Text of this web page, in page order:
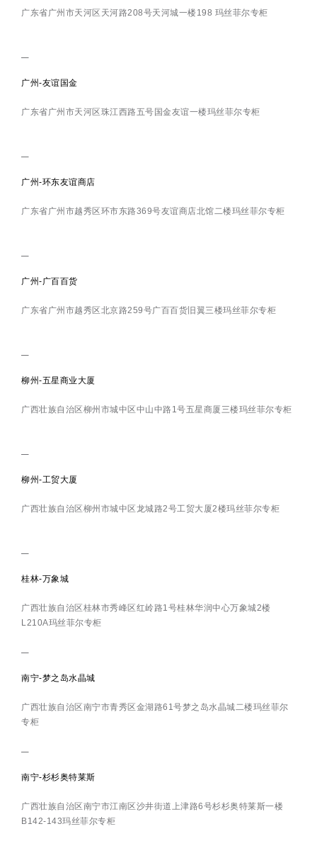
广东省广州市天河区天河路208号天河城一楼198 玛丝菲尔专柜
广州-友谊国金
广东省广州市天河区珠江西路五号国金友谊一楼玛丝菲尔专柜
广州-环东友谊商店
广东省广州市越秀区环市东路369号友谊商店北馆二楼玛丝菲尔专柜
广州-广百百货
广东省广州市越秀区北京路259号广百百货旧翼三楼玛丝菲尔专柜
柳州-五星商业大厦
广西壮族自治区柳州市城中区中山中路1号五星商厦三楼玛丝菲尔专柜
柳州-工贸大厦
广西壮族自治区柳州市城中区龙城路2号工贸大厦2楼玛丝菲尔专柜
桂林-万象城
广西壮族自治区桂林市秀峰区红岭路1号桂林华润中心万象城2楼
L210A玛丝菲尔专柜
南宁-梦之岛水晶城
广西壮族自治区南宁市青秀区金湖路61号梦之岛水晶城二楼玛丝菲尔
专柜
南宁-杉杉奥特莱斯
广西壮族自治区南宁市江南区沙井街道上津路6号杉杉奥特莱斯一楼
B142-143玛丝菲尔专柜